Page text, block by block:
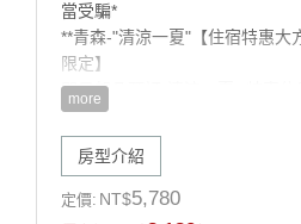
當受騙*
**青森-"清涼一夏"【住宿特惠大
限定】
即日起凡預訂-清涼一夏--特惠住
1.住宿特享優惠特價
2贈送精緻早餐二客。
3.漫遊腳踏車免費租借服務
訂購須知:
more
房型介紹
定價: NT$5,780